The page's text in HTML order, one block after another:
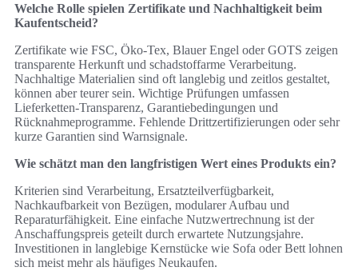
Welche Rolle spielen Zertifikate und Nachhaltigkeit beim
Kaufentscheid?
Zertifikate wie FSC, Öko‑Tex, Blauer Engel oder GOTS zeigen
transparente Herkunft und schadstoffarme Verarbeitung.
Nachhaltige Materialien sind oft langlebig und zeitlos gestaltet,
können aber teurer sein. Wichtige Prüfungen umfassen
Lieferketten‑Transparenz, Garantiebedingungen und
Rücknahmeprogramme. Fehlende Drittzertifizierungen oder sehr
kurze Garantien sind Warnsignale.
Wie schätzt man den langfristigen Wert eines Produkts ein?
Kriterien sind Verarbeitung, Ersatzteilverfügbarkeit,
Nachkaufbarkeit von Bezügen, modularer Aufbau und
Reparaturfähigkeit. Eine einfache Nutzwertrechnung ist der
Anschaffungspreis geteilt durch erwartete Nutzungsjahre.
Investitionen in langlebige Kernstücke wie Sofa oder Bett lohnen
sich meist mehr als häufiges Neukaufen.